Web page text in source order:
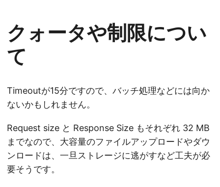
クォータや制限につい
て
Timeoutが15分ですので、バッチ処理などには向か
ないかもしれません。
Request size と Response Size もそれぞれ 32 MB
までなので、大容量のファイルアップロードやダウ
ンロードは、一旦ストレージに逃がすなど工夫が必
要そうです。